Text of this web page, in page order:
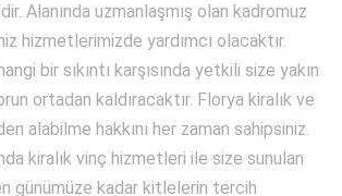
Alanında uzmanlaşmış olan kadromuz
hizmetlerimizde yardımcı olacaktır.
bir sıkıntı karşısında yetkili size yakın
ortadan kaldıracaktır. Florya kiralık ve
alabilme hakkını her zaman sahipsiniz.
kiralık vinç hizmetleri ile size sunulan
günümüze kadar kitlelerin tercih